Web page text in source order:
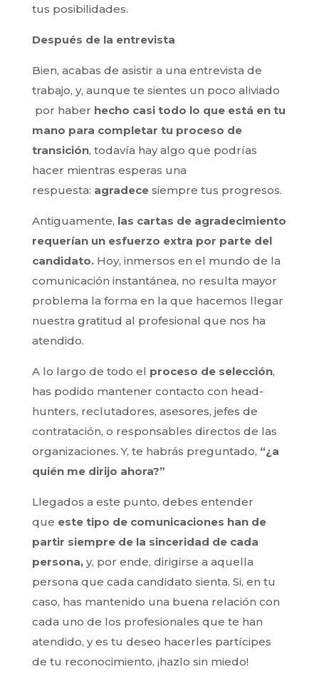
tus posibilidades.
Después de la entrevista
Bien, acabas de asistir a una entrevista de
trabajo, y, aunque te sientes un poco aliviado
por haber hecho casi todo lo que está en tu
mano para completar tu proceso de
transición, todavía hay algo que podrías
hacer mientras esperas una
respuesta: agradecesiempre tus progresos.
Antiguamente, las cartas de agradecimiento
requerían un esfuerzo extra por parte del
candidato.Hoy, inmersos en el mundo de la
comunicación instantánea, no resulta mayor
problema la forma en la que hacemos llegar
nuestra gratitud al profesional que nos ha
atendido.
A lo largo de todo el proceso de selección,
has podido mantener contacto con head-
hunters, reclutadores, asesores, jefes de
contratación, o responsables directos de las
organizaciones. Y, te habrás preguntado, “¿a
quién me dirijo ahora?”
Llegados a este punto, debes entender
que este tipo de comunicaciones han de
partir siempre de la sinceridad de cada
persona,y, por ende, dirigirse a aquella
persona que cada candidato sienta. Si, en tu
caso, has mantenido una buena relación con
cada uno de los profesionales que te han
atendido, y es tu deseo hacerles partícipes
de tu reconocimiento, ¡hazlo sin miedo!